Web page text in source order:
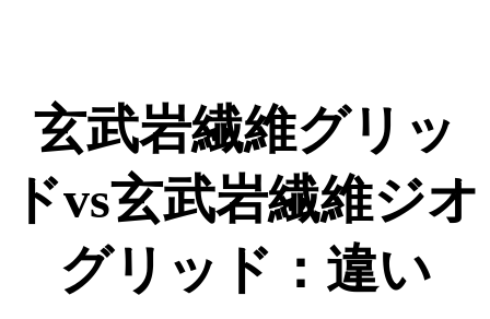
玄武岩繊維グリッ
ドvs玄武岩繊維ジオ
グリッド：違い